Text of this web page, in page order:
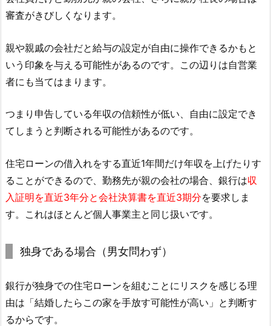
審査がきびしくなります。
親や親戚の会社だと給与の設定が自由に操作できるかもと
いう印象を与える可能性があるのです。この辺りは自営業
者にも当てはまります。
つまり申告している年収の信頼性が低い、自由に設定でき
てしまうと判断される可能性があるのです。
住宅ローンの借入れをする直近1年間だけ年収を上げたりす
ることができるので、勤務先が親の会社の場合、銀行は収
入証明を直近3年分と会社決算書を直近3期分を要求しま
す。これはほとんど個人事業主と同じ扱いです。
独身である場合（男女問わず）
銀行が独身での住宅ローンを組むことにリスクを感じる理
由は「結婚したらこの家を手放す可能性が高い」と判断す
るからです。